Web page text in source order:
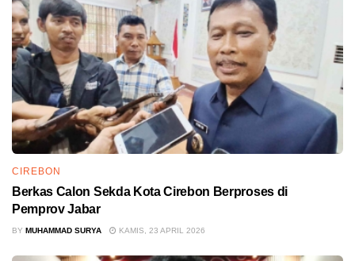
CIREBON
Berkas Calon Sekda Kota Cirebon Berproses di
Pemprov Jabar
BY MUHAMMAD SURYA KAMIS, 23 APRIL 2026